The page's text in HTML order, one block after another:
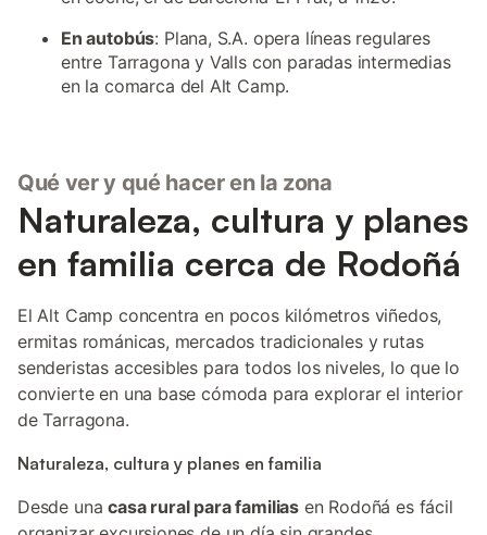
En autobús: Plana, S.A. opera líneas regulares
entre Tarragona y Valls con paradas intermedias
en la comarca del Alt Camp.
Qué ver y qué hacer en la zona
Naturaleza, cultura y planes
en familia cerca de Rodoñá
El Alt Camp concentra en pocos kilómetros viñedos,
ermitas románicas, mercados tradicionales y rutas
senderistas accesibles para todos los niveles, lo que lo
convierte en una base cómoda para explorar el interior
de Tarragona.
Naturaleza, cultura y planes en familia
Desde unacasa rural para familias en Rodoñá es fácil